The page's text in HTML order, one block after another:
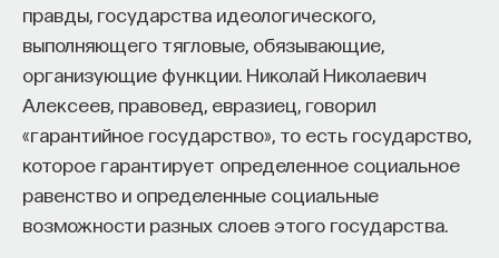
правды, государства идеологического,
выполняющего тягловые, обязывающие,
организующие функции. Николай Николаевич
Алексеев, правовед, евразиец, говорил
«гарантийное государство», то есть государство,
которое гарантирует определенное социальное
равенство и определенные социальные
возможности разных слоев этого государства.
«Мы не наказываем студентов за использование
ИИ, потому что сам факт его использования еще
ничего не объясняет. Важно не то, что студент
обратился к ИИ, а то, как именно он это делает.
Если воспринимать ИИ просто как помощника,
ресурс или способ сэкономить усилия, студенты
чаще всего лишь снижают когнитивную